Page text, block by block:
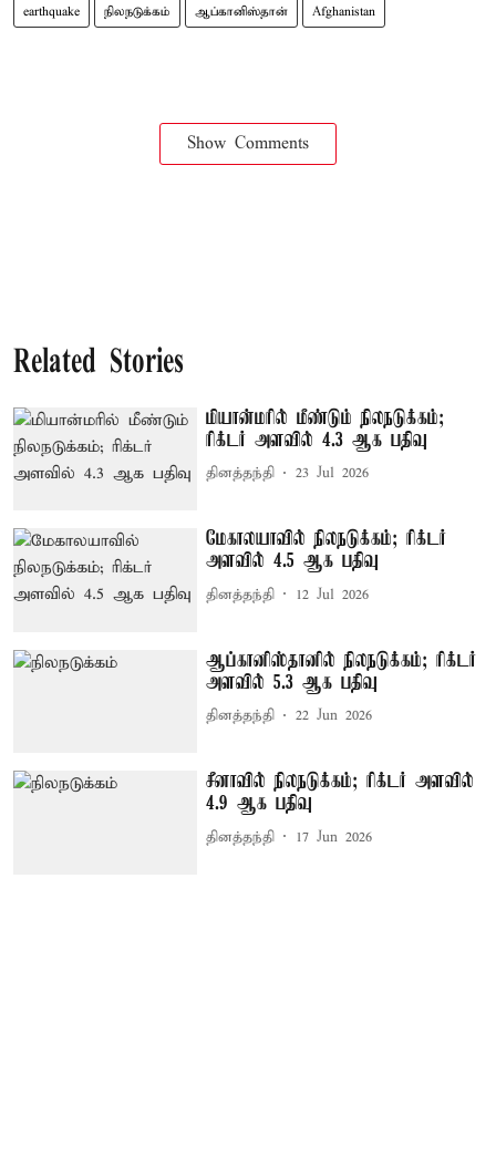
earthquake நிலநடுக்கம் ஆப்கானிஸ்தான் Afghanistan
Show Comments
Related Stories
மியான்மரில் மீண்டும் நிலநடுக்கம்;
ரிக்டர் அளவில் 4.3 ஆக பதிவு
தினத்தந்தி 23 Jul 2026
மேகாலயாவில் நிலநடுக்கம்; ரிக்டர்
அளவில் 4.5 ஆக பதிவு
தினத்தந்தி 12 Jul 2026
ஆப்கானிஸ்தானில் நிலநடுக்கம்; ரிக்டர்
அளவில் 5.3 ஆக பதிவு
தினத்தந்தி 22 Jun 2026
சீனாவில் நிலநடுக்கம்; ரிக்டர் அளவில்
4.9 ஆக பதிவு
தினத்தந்தி 17 Jun 2026